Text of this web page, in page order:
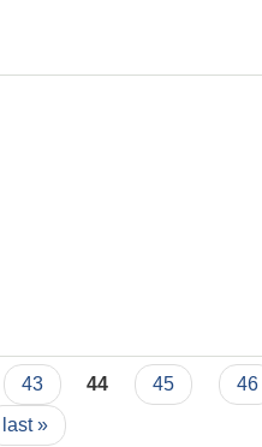
43 44 45 46
last »